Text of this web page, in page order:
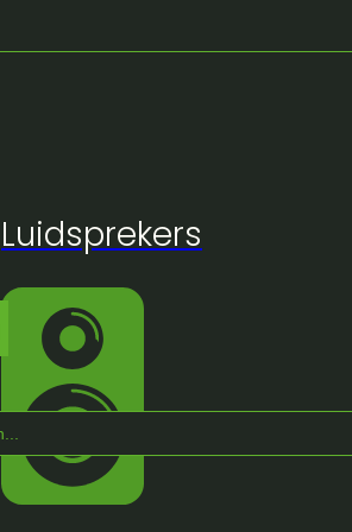
Luidsprekers
/ Winkel/Licht & Effeckten